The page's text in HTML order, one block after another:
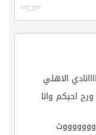
الاهلي
احبكم وانا